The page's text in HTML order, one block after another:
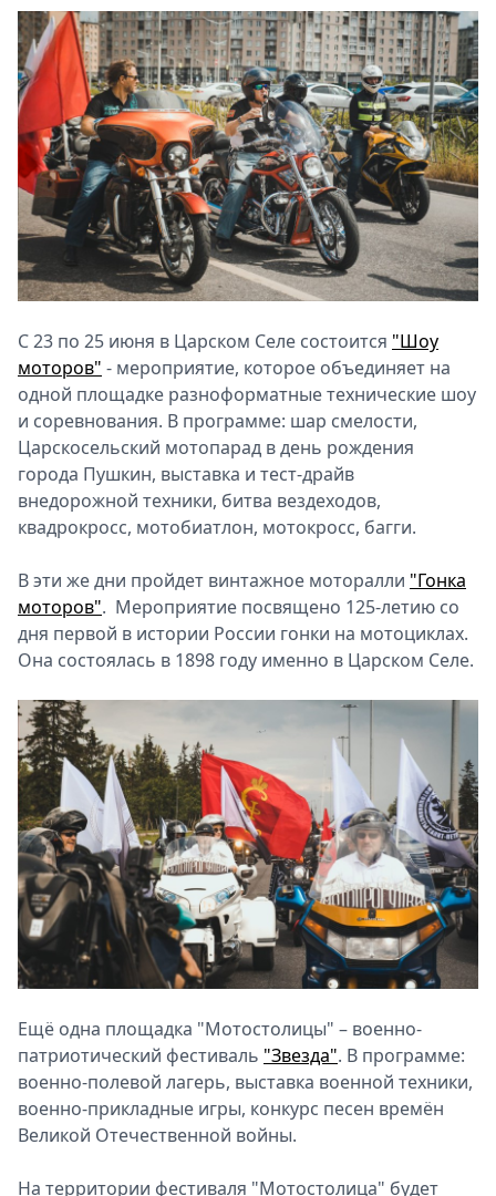
С 23 по 25 июня в Царском Селе состоится "Шоу
моторов" - мероприятие, которое объединяет на
одной площадке разноформатные технические шоу
и соревнования. В программе: шар смелости,
Царскосельский мотопарад в день рождения
города Пушкин, выставка и тест-драйв
внедорожной техники, битва вездеходов,
квадрокросс, мотобиатлон, мотокросс, багги.
В эти же дни пройдет винтажное моторалли "Гонка
моторов". Мероприятие посвящено 125-летию со
дня первой в истории России гонки на мотоциклах.
Она состоялась в 1898 году именно в Царском Селе.
Ещё одна площадка "Мотостолицы" – военно-
патриотический фестиваль "Звезда". В программе:
военно-полевой лагерь, выставка военной техники,
военно-прикладные игры, конкурс песен времён
Великой Отечественной войны.
На территории фестиваля "Мотостолица" будет